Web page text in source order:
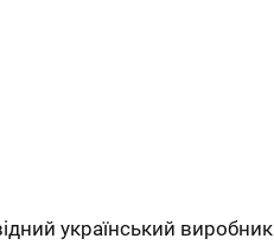
український виробник